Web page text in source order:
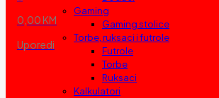
0,00 KM
Uporedi
Gaming
Gaming stolice
Torbe, ruksaci i futrole
Futrole
Torbe
Ruksaci
Kalkulatori